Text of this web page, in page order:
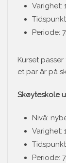
Varighet:
Periode:
Kurset
et par år på
Skøyteskole
Nivå:
Varighet:
Periode: